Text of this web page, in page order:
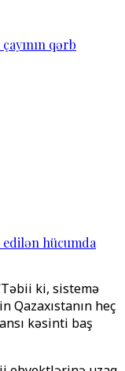
qərb
hücumda
ki, sistemə
Qazaxıstanın heç
kəsinti baş